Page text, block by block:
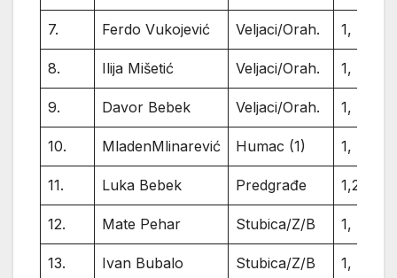
7. Ferdo Vukojević Veljaci/Orah. 1,
8. Ilija Mišetić Veljaci/Orah. 1,
9. Davor Bebek Veljaci/Orah. 1,
10. MladenMlinarević Humac (1) 1,
11. Luka Bebek Predgrađe 1,2
12. Mate Pehar Stubica/Z/B 1,
13. Ivan Bubalo Stubica/Z/B 1,